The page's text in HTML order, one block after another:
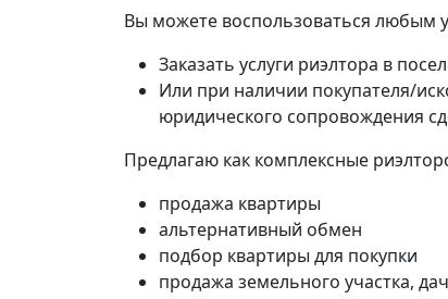
Вы можете воспользоваться любым
Заказать услуги риэлтора в
Или при наличии покупателя/
юридического сопровождения
Предлагаю как комплексные
продажа квартиры
альтернативный обмен
подбор квартиры для покупки
продажа земельного участка,